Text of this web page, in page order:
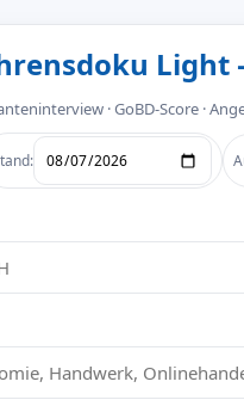
Light
· GoBD‑Score ·